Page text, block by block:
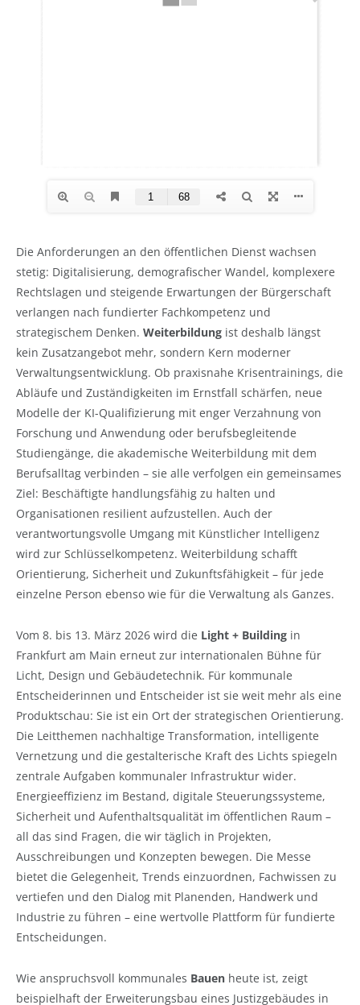
Die Anforderungen an den öffentlichen Dienst wachsen
stetig: Digitalisierung, demografischer Wandel, komplexere
Rechtslagen und steigende Erwartungen der Bürgerschaft
verlangen nach fundierter Fachkompetenz und
strategischem Denken. Weiterbildung ist deshalb längst
kein Zusatzangebot mehr, sondern Kern moderner
Verwaltungsentwicklung. Ob praxisnahe Krisentrainings, die
Abläufe und Zuständigkeiten im Ernstfall schärfen, neue
Modelle der KI-Qualifizierung mit enger Verzahnung von
Forschung und Anwendung oder berufsbegleitende
Studiengänge, die akademische Weiterbildung mit dem
Berufsalltag verbinden – sie alle verfolgen ein gemeinsames
Ziel: Beschäftigte handlungsfähig zu halten und
Organisationen resilient aufzustellen. Auch der
verantwortungsvolle Umgang mit Künstlicher Intelligenz
wird zur Schlüsselkompetenz. Weiterbildung schafft
Orientierung, Sicherheit und Zukunftsfähigkeit – für jede
einzelne Person ebenso wie für die Verwaltung als Ganzes.
Vom 8. bis 13. März 2026 wird die Light + Building in
Frankfurt am Main erneut zur internationalen Bühne für
Licht, Design und Gebäudetechnik. Für kommunale
Entscheiderinnen und Entscheider ist sie weit mehr als eine
Produktschau: Sie ist ein Ort der strategischen Orientierung.
Die Leitthemen nachhaltige Transformation, intelligente
Vernetzung und die gestalterische Kraft des Lichts spiegeln
zentrale Aufgaben kommunaler Infrastruktur wider.
Energieeffizienz im Bestand, digitale Steuerungssysteme,
Sicherheit und Aufenthaltsqualität im öffentlichen Raum –
all das sind Fragen, die wir täglich in Projekten,
Ausschreibungen und Konzepten bewegen. Die Messe
bietet die Gelegenheit, Trends einzuordnen, Fachwissen zu
vertiefen und den Dialog mit Planenden, Handwerk und
Industrie zu führen – eine wertvolle Plattform für fundierte
Entscheidungen.
Wie anspruchsvoll kommunales Bauen heute ist, zeigt
beispielhaft der Erweiterungsbau eines Justizgebäudes in